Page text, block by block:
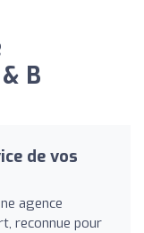
B
de vos
agence
reconnue pour